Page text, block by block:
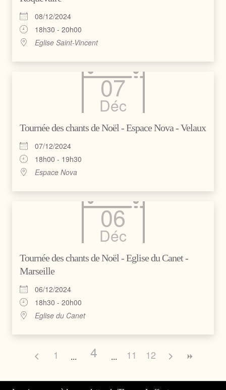
08/12/2024
18h30 - 20h00
Eglise Saint-Vincent
07
Déc
Tournée des chants de Noël - Espace Nova - Velaux
07/12/2024
18h00 - 19h30
Espace Nova
06
Déc
Tournée des chants de Noël - Eglise du Canet -
Marseille
06/12/2024
18h30 - 20h00
Eglise du Canet
1 4 11 12